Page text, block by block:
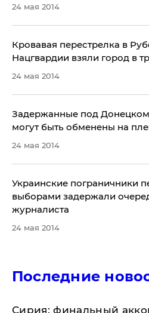
24 мая 2014
Кровавая перестрелка в
Нацгвардии взяли город в
24 мая 2014
Задержанные под
могут быть обменены на
24 мая 2014
Украинские пограничники
выборами задержали
журналиста
24 мая 2014
Последние
​Сирия: финальный